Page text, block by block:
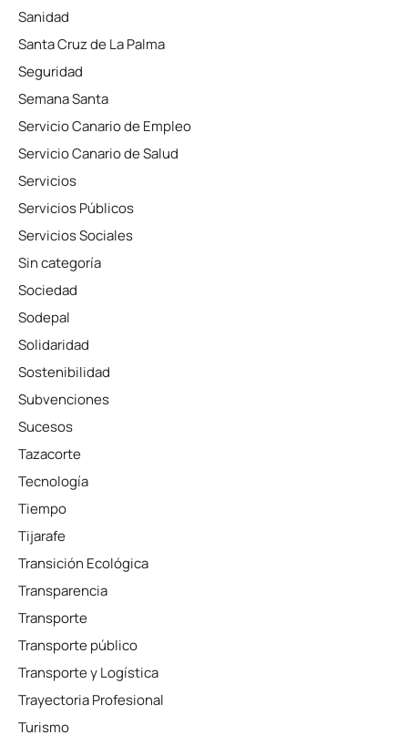
Sanidad
Santa Cruz de La Palma
Seguridad
Semana Santa
Servicio Canario de Empleo
Servicio Canario de Salud
Servicios
Servicios Públicos
Servicios Sociales
Sin categoría
Sociedad
Sodepal
Solidaridad
Sostenibilidad
Subvenciones
Sucesos
Tazacorte
Tecnología
Tiempo
Tijarafe
Transición Ecológica
Transparencia
Transporte
Transporte público
Transporte y Logística
Trayectoria Profesional
Turismo